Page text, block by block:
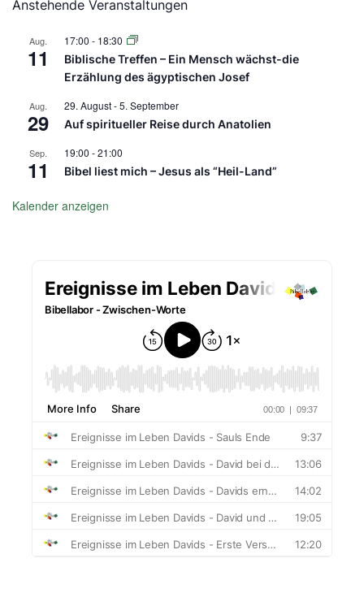
Anstehende Veranstaltungen
Aug.
11
17:00 - 18:30
Biblische Treffen – Ein Mensch wächst-die
Erzählung des ägyptischen Josef
Aug.
29
29. August-5. September
Auf spiritueller Reise durch Anatolien
Sep.
11
19:00 -21:00
Bibel liest mich – Jesus als “Heil-Land”
Kalender anzeigen